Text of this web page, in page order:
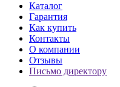
Каталог
Гарантия
Как купить
Контакты
О компании
Отзывы
Письмо директору